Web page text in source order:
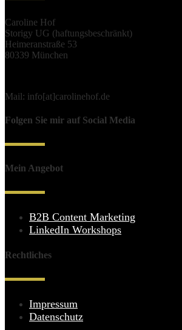
Caroline Hof
Storigy UG (haftungsbeschränkt)
Heimeranstraße 53
80339 München
Mail: info[at]carolinehof.de
Folgen Sie mir auf Social Media
Mein Angebot
B2B Content Marketing
LinkedIn Workshops
Rechtliches
Impressum
Datenschutz